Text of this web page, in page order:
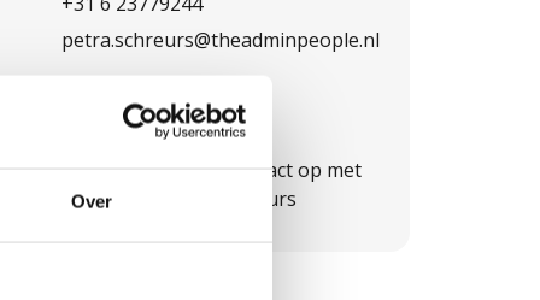
Over
petra.schreurs@theadminpeople.nl
Vragen over
deze vacature?
Heb je vragen? Neem contact op met
onze recruiter Petra Schreurs